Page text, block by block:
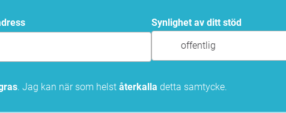
Synlighet av ditt stöd
offentlig
. Jag kan när som helst återkalla detta samtycke.